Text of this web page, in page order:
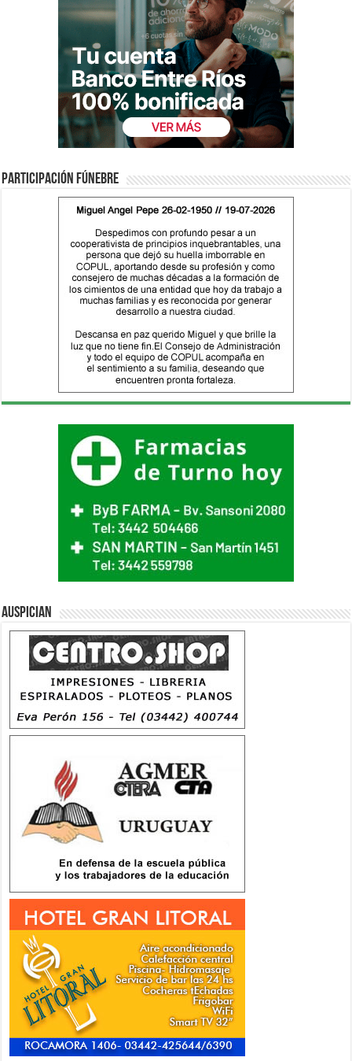
Participación fúnebre
Auspician